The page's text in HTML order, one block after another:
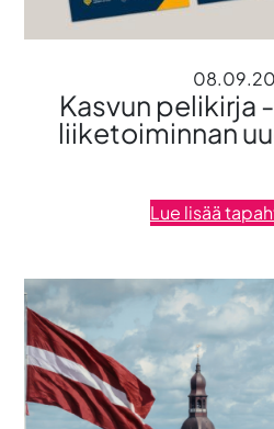
Kasvun pelikirja
liiketoiminnan
Lue lisää